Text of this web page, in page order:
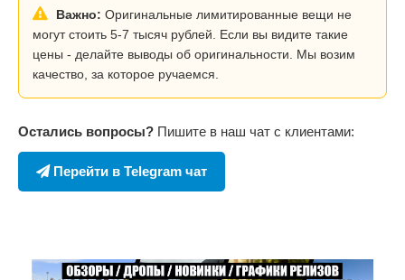
Важно: Оригинальные лимитированные вещи не
могут стоить 5-7 тысяч рублей. Если вы видите такие
цены - делайте выводы об оригинальности. Мы возим
качество, за которое ручаемся.
Остались вопросы? Пишите в наш чат с клиентами:
Перейти в Telegram чат